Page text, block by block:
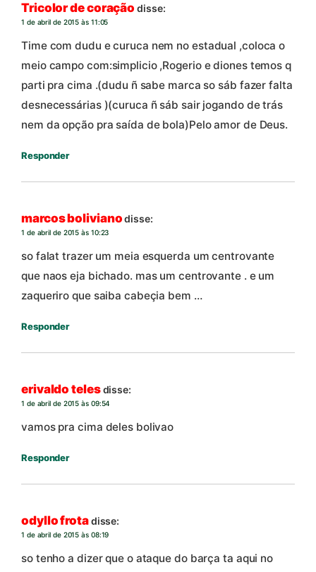
Tricolor de coração disse:
1 de abril de 2015 às 11:05
Time com dudu e curuca nem no estadual ,coloca o
meio campo com:simplicio ,Rogerio e diones temos q
parti pra cima .(dudu ñ sabe marca so sáb fazer falta
desnecessárias )(curuca ñ sáb sair jogando de trás
nem da opção pra saída de bola)Pelo amor de Deus.
Responder
marcos bolivianodisse:
1 de abril de 2015 às 10:23
so falat trazer um meia esquerda um centrovante
que naos eja bichado. mas um centrovante . e um
zaqueriro que saiba cabeçia bem …
Responder
erivaldo telesdisse:
1 de abril de 2015 às 09:54
vamos pra cima deles bolivao
Responder
odyllo frotadisse:
1 de abril de 2015 às 08:19
so tenho a dizer que o ataque do barça ta aqui no